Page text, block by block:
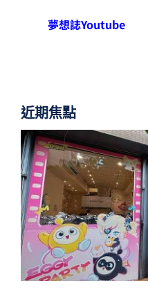
夢想誌Youtube
近期焦點